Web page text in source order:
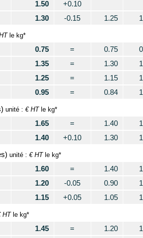
1.50
+0.10
1.30
-0.15 1.25
le kg*
0.75 = 0.75
1.35 = 1.30
1.25
= 1.15
0.95
= 0.84
unité : € HTle kg*
1.65 = 1.40
1.40
+0.10 1.30
unité : € HTle kg*
1.60 = 1.40
1.20 -0.05 0.90
1.15 +0.05 1.05
HTle kg*
1.45 = 1.20